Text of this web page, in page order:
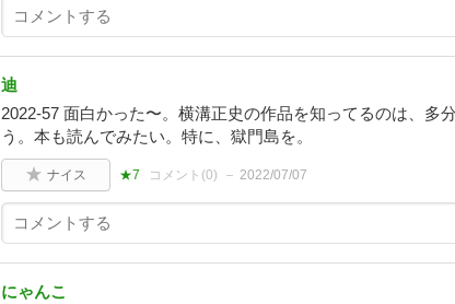
迪
2022-57 面白かった〜。横溝正史の作品を知ってるのは、多
う。本も読んでみたい。特に、獄門島を。
ナイス ★7 コメント(0) 2022/07/07
にゃんこ